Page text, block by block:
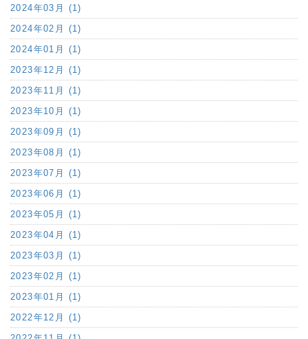
2024年03月 (1)
2024年02月 (1)
2024年01月 (1)
2023年12月 (1)
2023年11月 (1)
2023年10月 (1)
2023年09月 (1)
2023年08月 (1)
2023年07月 (1)
2023年06月 (1)
2023年05月 (1)
2023年04月 (1)
2023年03月 (1)
2023年02月 (1)
2023年01月 (1)
2022年12月 (1)